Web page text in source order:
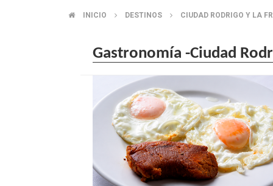
SOBRESCRIBIR
ENLACES
AYUDA
INICIO DESTINOS CIUDAD RODRIGO Y LA
Gastronomía -Ciudad